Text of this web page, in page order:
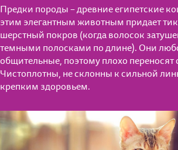
Предки породы – древние египетские
этим элегантным животным придает
шерстный покров (когда волосок
темными полосками по длине). Они
общительные, поэтому плохо переносят
Чистоплотны, не склонны к сильной
крепким здоровьем.